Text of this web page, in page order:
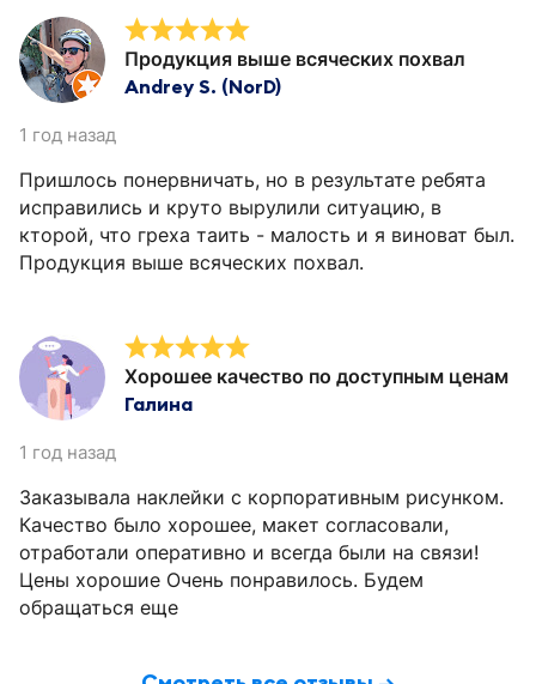
Продукция выше всяческих похвал
Andrey S. (NorD)
1 год назад
Пришлось понервничать, но в результате ребята
исправились и круто вырулили ситуацию, в
кторой, что греха таить - малость и я виноват был.
Продукция выше всяческих похвал.
Хорошее качество по доступным ценам
Галина
1 год назад
Заказывала наклейки с корпоративным рисунком.
Качество было хорошее, макет согласовали,
отработали оперативно и всегда были на связи!
Цены хорошие Очень понравилось. Будем
обращаться еще